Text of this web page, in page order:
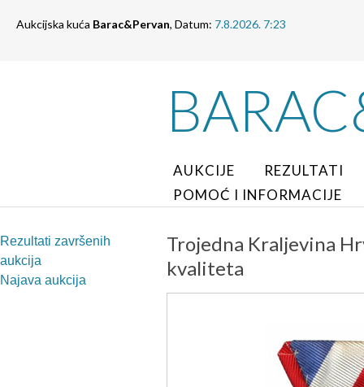
Aukcijska kuća Barac&Pervan, Datum: 7.8.2026. 7:23
AUKCIJE
REZULTATI
POMOĆ I INFORMACIJE
Rezultati završenih
aukcija
Najava aukcija
Trojedna Kraljevina
kvaliteta